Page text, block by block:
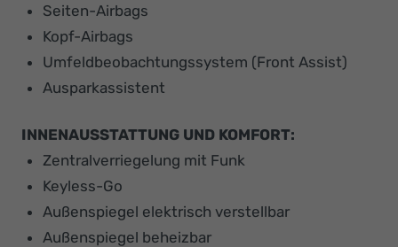
Seiten-Airbags
Kopf-Airbags
Umfeldbeobachtungssystem (Front Assist)
Ausparkassistent
INNENAUSSTATTUNG UND KOMFORT:
Zentralverriegelung mit Funk
Keyless-Go
Außenspiegel elektrisch verstellbar
Außenspiegel beheizbar